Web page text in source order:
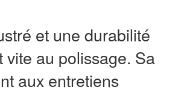
et une durabilité
au polissage. Sa
aux entretiens